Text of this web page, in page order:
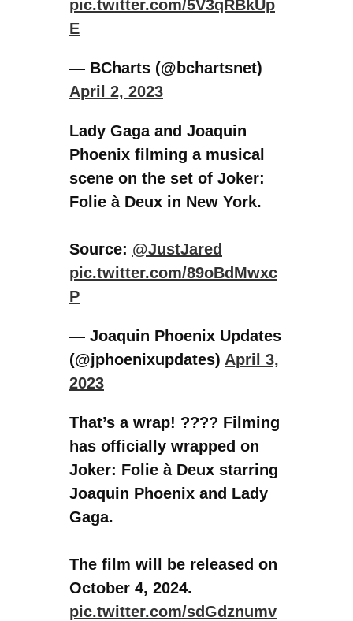
Folie à Deux in New York.
Source:@JustJared
pic.twitter.com/89oBdMwxc
— Joaquin Phoenix Updates
(@jphoenixupdates)April 3,
2023
That’s a wrap! ???? Filming
has officially wrapped on
Joker: Folie à Deux starring
Gaga.
The film will be released on
pic.twitter.com/sdGdznumv
D
— Gaga Daily (@gagadaily)
April 5, 2023
Annyit tudni, hogy 2024 október 4-ére van
betervezve a bemutató, de mivel ez még több, mint
egy év múlva lesz csak, ezért ez is könnyen